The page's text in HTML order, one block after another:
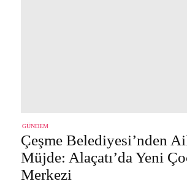
GÜNDEM
Çeşme Belediyesi’nden
Müjde: Alaçatı’da Yeni
Merkezi